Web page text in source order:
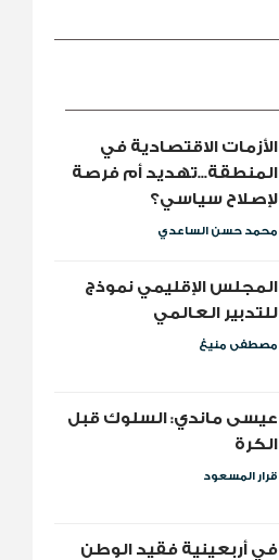
الأزمات الاقتصادية في
المنطقة...تهديد أم فرصة
لإصلاح سياسي؟
محمد حسن الساعدي
المجلس الإقليمي نموذج
للتدبير العالمي
مصطفى منيغ
عيسى ماندي: السلوك قبل
الكرة
قرار المسعود
​في أربعينية فقيد الوطن